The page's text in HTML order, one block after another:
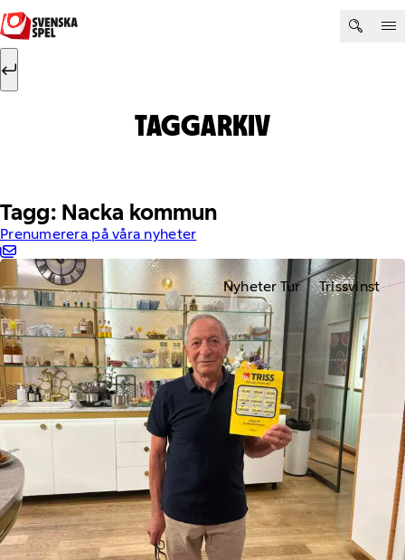
Hoppa till innehåll
Sök efter:
TAGGARKIV
Tagg: Nacka kommun
Prenumerera på våra nyheter
Nyheter Tur Trissvinst